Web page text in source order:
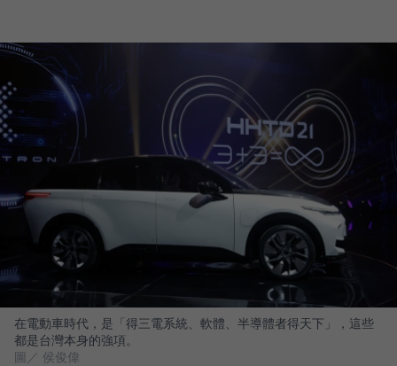
在電動車時代，是「得三電系統、軟體、半導體者得天下」，這些
都是台灣本身的強項。
圖／ 侯俊偉